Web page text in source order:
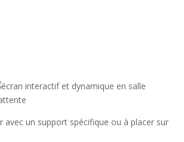
avec un support spécifique ou à placer sur